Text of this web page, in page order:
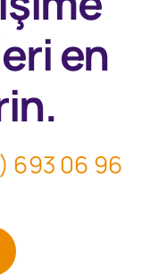
en
693 06 96